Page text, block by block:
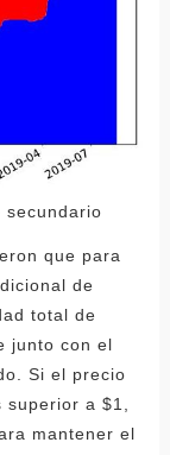
secundario
que para
de
total de
junto con el
Si el precio
a $1,
mantener el